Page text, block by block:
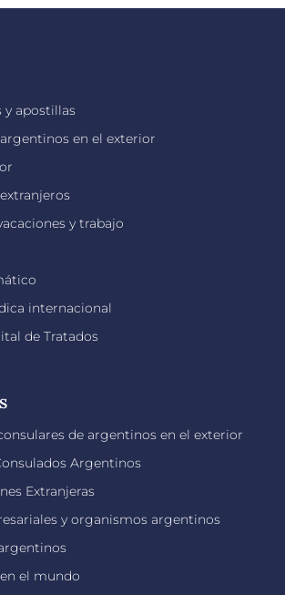
y apostillas
en el exterior
y trabajo
internacional
de Tratados
de argentinos en el exterior
Argentinos
Extranjeras
y organismos argentinos
el mundo